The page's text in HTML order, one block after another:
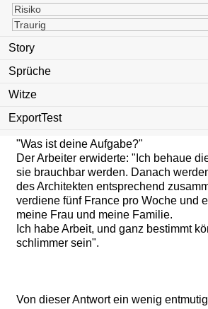
Risiko
Traurig
Story
Sprüche
Witze
ExportTest
bearbeite diese unmöglichen Steine
Werkzeugen und lege sie so
Chef gesagt hat. Ich schwitze in
Mein Rücken bricht mir fast durch. Ich
Der Mann zog sich schnell zurück und
"Was ist deine Aufgabe?"
Der Arbeiter erwiderte: "Ich behaue
sie brauchbar werden. Danach
des Architekten entsprechend
verdiene fünf France pro Woche und
meine Frau und meine Familie.
Ich habe Arbeit, und ganz bestimmt
schlimmer sein".
Von dieser Antwort ein wenig